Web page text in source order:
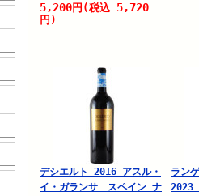
5,200円 (税込 5,720
円)
デシエルト 2016 アスル・
イ・ガランサ スペイン ナ
ラン
2023